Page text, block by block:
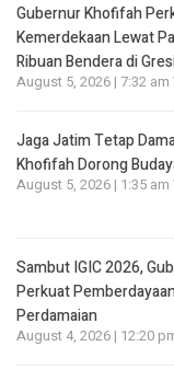
Gubernur Khofifah
Kemerdekaan Lewat
Ribuan Bendera di
August 5, 2026 | 7:32 am
Jaga Jatim Tetap
Khofifah Dorong
August 5, 2026 | 1:35 am
Sambut IGIC 2026,
Perkuat
Perdamaian
August 4, 2026 | 12:20